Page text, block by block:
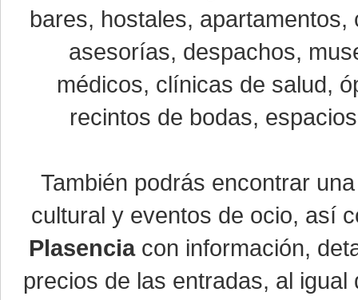
bares, hostales,
asesorías, despachos,
médicos, clínicas de salud,
recintos de bodas,
También podrás encontrar
cultural y eventos de ocio, así
Plasenciacon información,
precios de las entradas, al